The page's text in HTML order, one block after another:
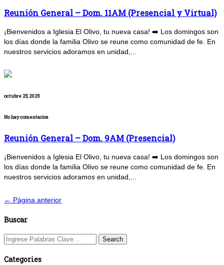
Reunión General – Dom. 11AM (Presencial y Virtual)
¡Bienvenidos a Iglesia El Olivo, tu nueva casa! ➡️ Los domingos son
los días donde la familia Olivo se reune como comunidad de fe. En
nuestros servicios adoramos en unidad,...
octubre 25, 2025
No hay comentarios
Reunión General – Dom. 9AM (Presencial)
¡Bienvenidos a Iglesia El Olivo, tu nueva casa! ➡️ Los domingos son
los días donde la familia Olivo se reune como comunidad de fe. En
nuestros servicios adoramos en unidad,...
← Página anterior
Buscar
Categories